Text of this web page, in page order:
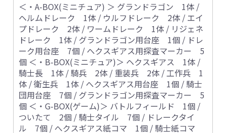
＜・A-BOX(ミニチュア) ＞ グランドラゴン 1体 /
ヘルムドレーク 1体 / ウルフドレーク 2体 / エイ
プドレーク 2体 / ワームドレーク 1体 / リジェネ
ドレーク 1体 / グランドラゴン用台座 1個 / ドレ
ーク用台座 7個 / へクスギアス用探査マーカー 5
個 ＜・B-BOX(ミニチュア)＞ ヘクスギアス 1体 /
騎士長 1体 / 騎兵 2体 / 重装兵 2体 / 工作兵 1
体 / 衛生兵 1体 / へクスギアス用台座 1個 / 騎士
団用台座 7個 / グランドラゴン用探査マーカー 5
個 ＜・G-BOX(ゲーム)＞ バトルフィールド 1個 /
ついたて 2個 / 騎士タイル 7個 / ドレークタイ
ル 7個 / へクスギアス紙コマ 1個 / 騎士紙コマ